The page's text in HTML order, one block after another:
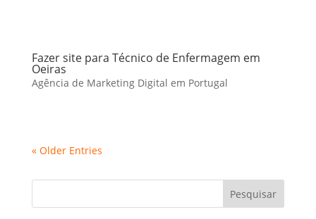
Fazer site para Técnico de Enfermagem em
Oeiras
Agência de Marketing Digital em Portugal
« Older Entries
Pesquisar